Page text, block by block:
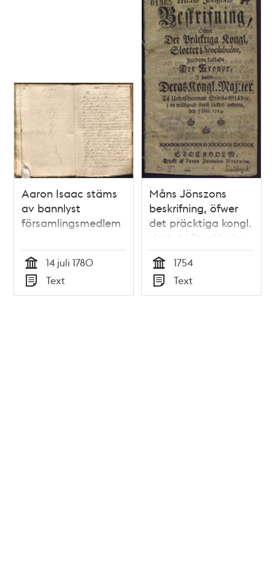
Aaron Isaac stäms
av bannlyst
församlingsmedlem
Tid
14 juli 1780
Typ
Text
Måns Jönszons
beskrifning, öfwer
det präcktiga kongl.
slottet i Stockholm,
fordom kalladt Tre
kronor, i hwilket,
deras kongl. maj:ter
til undersåtarenas
Tid
1754
Typ
Text